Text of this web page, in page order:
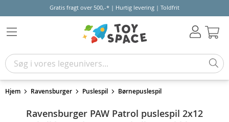
Gratis fragt over 500,-* | Hurtig levering | Toldfrit
Hjem Ravensburger Puslespil Børnepuslespil
Ravensburger PAW Patrol puslespil 2x12